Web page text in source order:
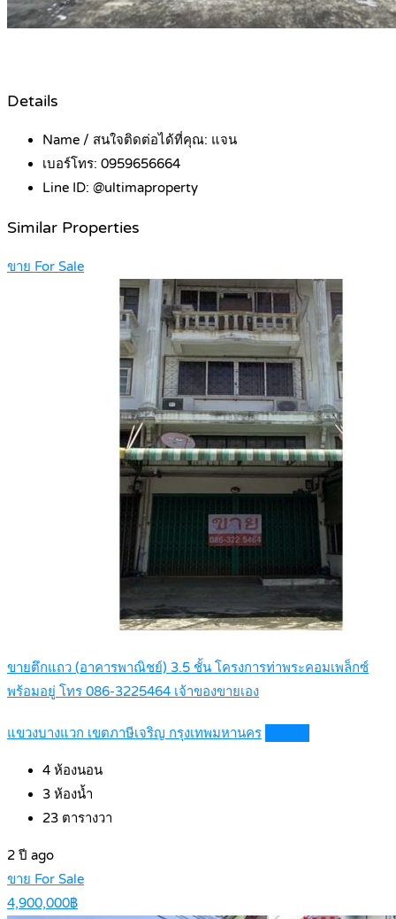
Details
Name / สนใจติดต่อได้ที่คุณ: แจน
เบอร์โทร: 0959656664
Line ID: @ultimaproperty
Similar Properties
ขาย For Sale
ขายตึกแถว (อาคารพาณิชย์) 3.5 ชั้น โครงการท่าพระคอมเพล็กซ์
พร้อมอยู่ โทร 086-3225464 เจ้าของขายเอง
แขวงบางแวก เขตภาษีเจริญ กรุงเทพมหานคร
4 ห้องนอน
3 ห้องน้ำ
23 ตารางวา
2 ปี ago
ขาย For Sale
4,900,000฿